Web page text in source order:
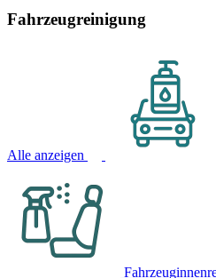
Fahrzeugreinigung
Alle anzeigen